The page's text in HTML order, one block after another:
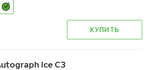
КУПИТЬ
Ice C3